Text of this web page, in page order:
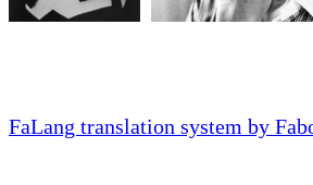
FaLang translation system by